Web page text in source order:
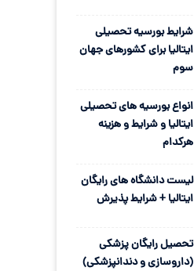
شرایط بورسیه تحصیلی
ایتالیا برای کشورهای جهان
سوم
انواع بورسیه های تحصیلی
ایتالیا و شرایط و هزینه
هرکدام
لیست دانشگاه های رایگان
ایتالیا + شرایط پذیرش
تحصیل رایگان پزشکی
(داروسازی و دندانپزشکی)